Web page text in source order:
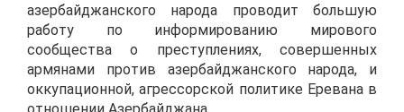
азербайджанского народа проводит большую
работу по информированию мирового
сообщества о преступлениях, совершенных
армянами против азербайджанского народа, и
оккупационной, агрессорской политике Еревана в